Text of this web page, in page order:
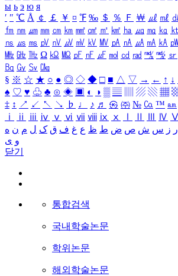
ы ь э ю я
′ ″ ℃ Å ￠ ￡ ￥ ¤ ℉ ‰ ＄ ％ Ｆ ￦ ㎕ ㎖
㎙ ㎚ ㎛ ㎜ ㎝ ㎞ ㎟ ㎠ ㎡ ㎢ ㏊ ㎍ ㎎ ㎏ ㏏
㎱ ㎲ ㎳ ㎴ ㎵ ㎶ ㎷ ㎸ ㎹ ㎀ ㎁ ㎂ ㎃ ㎄
㎒ ㎓ ㎔ Ω ㏀ ㏁ ㎊ ㎋ ㎌ ㏖ ㏅ ㎭ ㎮ ㎯ ㏛
㏃ ㏉ ㏜ ㏆
§ ※ ☆ ★ ○ ● ◎ ◇ ◆ □ ■ △ ▽ → ← ↑ ↓
♠ ♡ ♥ ♧ ♣ ⊙ ◈ ▣ ◐ ◑ ▒ ▤ ▨ ▧ ▦
‡ ↕ ↗ ↙ ↖ ↘ ♭ ♩ ♪ ♬ ㉿ ㈜ № ㏇ ™ ㏂
ⅰ
ⅱ ⅲ ⅳ ⅴ ⅵ ⅶ ⅷ ⅸ ⅹ Ⅳ Ⅴ
ر ز س ش ص ض ط ظ ع غ ف ق ک ل م ن ه
و ی
닫기
통합검색
국내학술논문
학위논문
해외학술논문